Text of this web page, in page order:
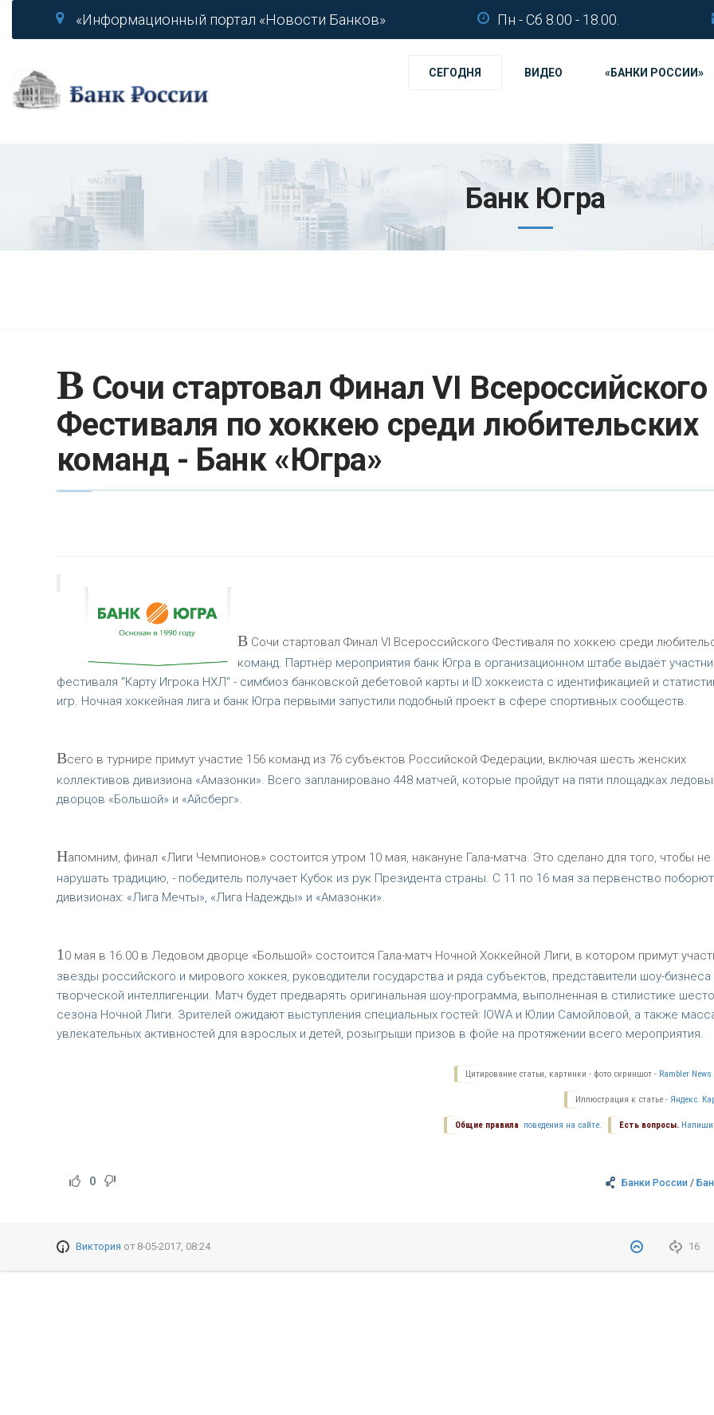
«Информационный портал «Новости Банков» Пн - Сб 8.00 - 18.00.
СЕГОДНЯ ВИДЕО «БАНКИ РОССИИ»
Банк Югра
В Сочи стартовал Финал VI Всероссийского
Фестиваля по хоккею среди любительских
команд - Банк «Югра»
ВСочи стартовал Финал VI Всероссийского Фестиваля по хоккею среди
команд. Партнёр мероприятия банк Югра в организационном штабе выдаёт
фестиваля "Карту Игрока НХЛ" - симбиоз банковской дебетовой карты и ID хоккеиста с идентификацией и
игр. Ночная хоккейная лига и банк Югра первыми запустили подобный проект в сфере спортивных сообществ.
Всего в турнире примут участие 156 команд из 76 субъектов Российской Федерации, включая шесть женских
коллективов дивизиона «Амазонки». Всего запланировано 448 матчей, которые пройдут на пяти площадках
дворцов «Большой» и «Айсберг».
Напомним, финал «Лиги Чемпионов» состоится утром 10 мая, накануне Гала-матча. Это сделано для того, чтобы не
нарушать традицию, - победитель получает Кубок из рук Президента страны. С 11 по 16 мая за первенство
дивизионах: «Лига Мечты», «Лига Надежды» и «Амазонки».
1 0 мая в 16.00 в Ледовом дворце «Большой» состоится Гала-матч Ночной Хоккейной Лиги, в котором примут
звезды российского и мирового хоккея, руководители государства и ряда субъектов, представители шоу-бизнеса
творческой интеллигенции. Матч будет предварять оригинальная шоу-программа, выполненная в стилистике
сезона Ночной Лиги. Зрителей ожидают выступления специальных гостей: IOWA и Юлии Самойловой, а также
увлекательных активностей для взрослых и детей, розыгрыши призов в фойе на протяжении всего мероприятия.
Цитирование статьи, картинки - фото скриншот - Rambler News
Иллюстрация к статье - Яндекс.
Есть вопросы.
Общие правила поведения на сайте.
Банки России /
0
16
Виктория от 8-05-2017, 08:24